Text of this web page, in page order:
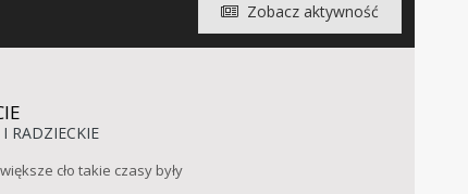
Zobacz aktywność
I RADZIECKIE
cło takie czasy były